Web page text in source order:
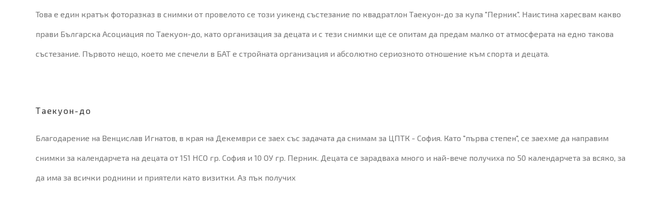
Това е един кратък фоторазказ в снимки от провелото се този уикенд състезание по квадратлон Таекуон-до за купа "Перник". Наистина харесвам какво
прави Българска Асоциация по Таекуон-до, като организация за децата и с тези снимки ще се опитам да предам малко от атмосферата на едно такова
състезание. Първото нещо, което ме спечели в БАТ е стройната организация и абсолютно сериозното отношение към спорта и децата.
Таекуон-до
Благодарение на Венцислав Игнатов, в края на Декември се заех със задачата да снимам за ЦПТК - София. Като "първа степен", се заехме да направим
снимки за календарчета на децата от 151 НСО гр. София и 10 ОУ гр. Перник. Децата се зарадваха много и най-вече получиха по 50 календарчета за всяко, за
да има за всички роднини и приятели като визитки. Аз пък получих